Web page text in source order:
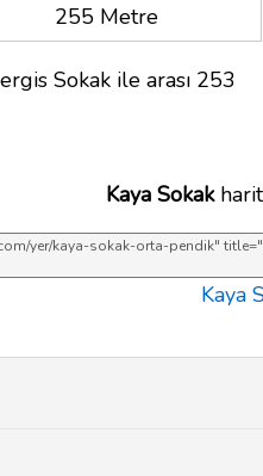
255 Metre
Sokak ile arası 253
Kaya Sokak
Kaya